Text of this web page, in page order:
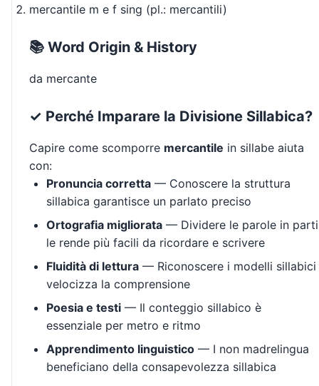
mercantile m e f sing (pl.: mercantili)
📚 Word Origin & History
da mercante
✓ Perché Imparare la Divisione Sillabica?
Capire come scomporre mercantile in sillabe aiuta
con:
Pronuncia corretta — Conoscere la struttura
sillabica garantisce un parlato preciso
Ortografia migliorata — Dividere le parole in parti
le rende più facili da ricordare e scrivere
Fluidità di lettura — Riconoscere i modelli sillabici
velocizza la comprensione
Poesia e testi — Il conteggio sillabico è
essenziale per metro e ritmo
Apprendimento linguistico — I non madrelingua
beneficiano della consapevolezza sillabica